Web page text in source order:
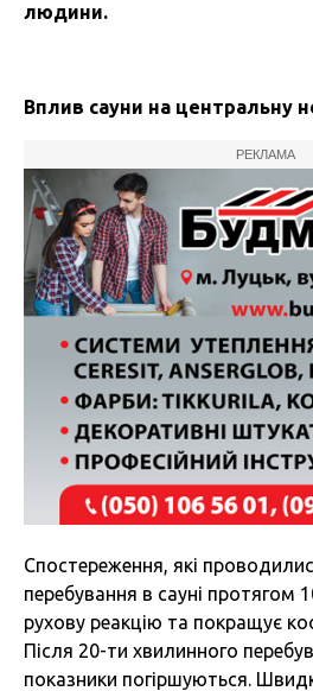
людини.
Вплив сауни на центральну
РЕКЛАМА
Спостереження, які
перебування в сауні протягом
рухову реакцію та покращує
Після 20-ти хвилинного
показники погіршуються.